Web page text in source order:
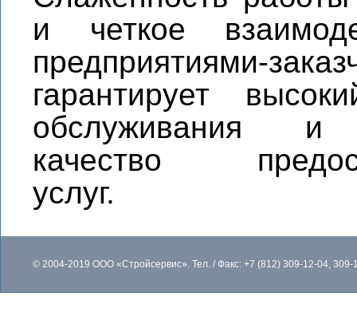
и четкое
предприятиями-
гарантирует
обслуживания и
качество
услуг.
© 2004-2019 ООО «Cтройсервис». Тел. / Факс: +7 (812) 309-12-04, 309-